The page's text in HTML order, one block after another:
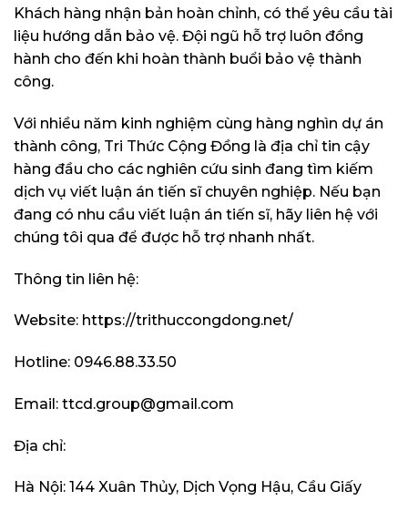
Khách hàng nhận bản hoàn chỉnh, có thể yêu cầu tài
liệu hướng dẫn bảo vệ. Đội ngũ hỗ trợ luôn đồng
hành cho đến khi hoàn thành buổi bảo vệ thành
công.
Với nhiều năm kinh nghiệm cùng hàng nghìn dự án
thành công, Tri Thức Cộng Đồng là địa chỉ tin cậy
hàng đầu cho các nghiên cứu sinh đang tìm kiếm
dịch vụ viết luận án tiến sĩ chuyên nghiệp. Nếu bạn
đang có nhu cầu viết luận án tiến sĩ, hãy liên hệ với
chúng tôi qua để được hỗ trợ nhanh nhất.
Thông tin liên hệ:
Website: https://trithuccongdong.net/
Hotline: 0946.88.33.50
Email: ttcd.group@gmail.com
Địa chỉ:
Hà Nội: 144 Xuân Thủy, Dịch Vọng Hậu, Cầu Giấy